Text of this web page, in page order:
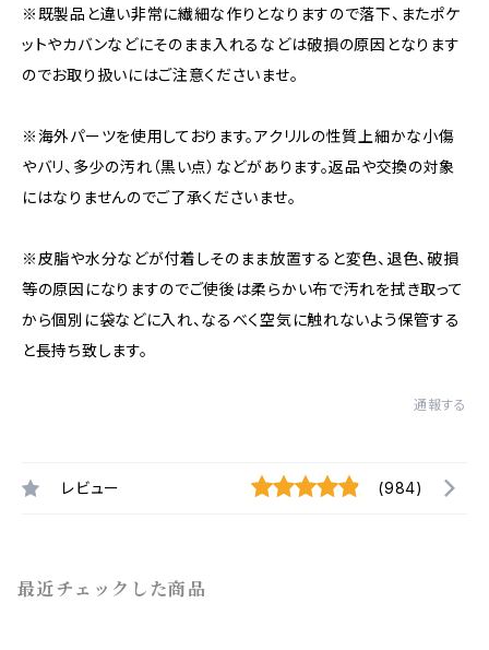
※既製品と違い非常に繊細な作りとなりますので落下、またポケ
ットやカバンなどにそのまま入れるなどは破損の原因となります
のでお取り扱いにはご注意くださいませ。
※海外パーツを使用しております。アクリルの性質上細かな小傷
やバリ、多少の汚れ（黒い点）などがあります。返品や交換の対象
にはなりませんのでご了承くださいませ。
※皮脂や水分などが付着しそのまま放置すると変色、退色、破損
等の原因になりますのでご使後は柔らかい布で汚れを拭き取って
から個別に袋などに入れ、なるべく空気に触れないよう保管する
と長持ち致します。
通報する
レビュー (984)
最近チェックした商品